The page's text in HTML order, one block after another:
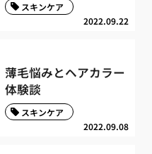
2022.09.22
スキンケア
薄毛悩みとヘアカラー
体験談
2022.09.08
スキンケア